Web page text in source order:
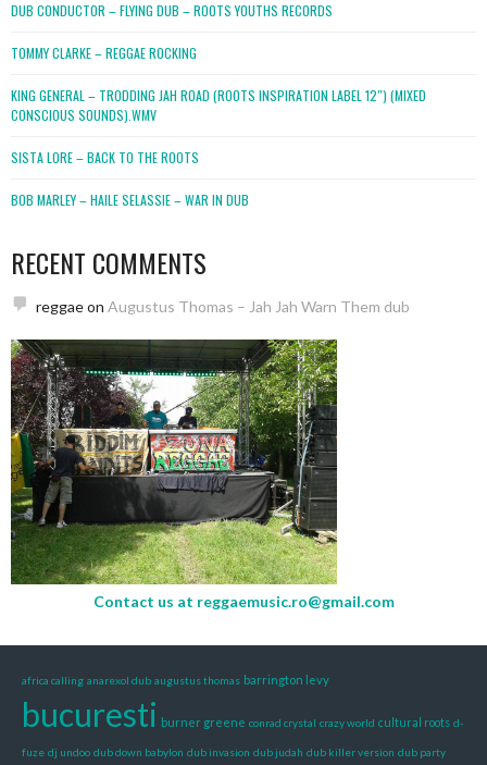
DUB CONDUCTOR – FLYING DUB – ROOTS YOUTHS RECORDS
TOMMY CLARKE – REGGAE ROCKING
KING GENERAL – TRODDING JAH ROAD (ROOTS INSPIRATION LABEL 12″) (MIXED
CONSCIOUS SOUNDS).WMV
SISTA LORE – BACK TO THE ROOTS
BOB MARLEY – HAILE SELASSIE – WAR IN DUB
RECENT COMMENTS
reggaeon Augustus Thomas – Jah Jah Warn Them dub
Contact us at reggaemusic.ro@gmail.com
africa calling anarexol dub augustus thomas barrington levy
bucuresti burner greene conrad crystal crazy world cultural roots d-
fuze dj undoo dub down babylon dub invasion dub judah dub killer version dub party